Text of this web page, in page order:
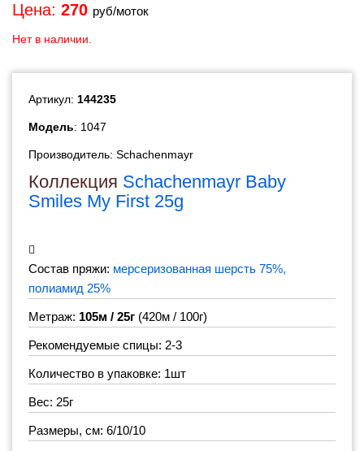
Цена: 270 руб/моток
Нет в наличии.
Артикул: 144235
Модель: 1047
Производитель: Schachenmayr
Коллекция Schachenmayr Baby
Smiles My First 25g
Состав пряжи: мерсеризованная шерсть 75%,
полиамид 25%
Метраж: 105м / 25г (420м / 100г)
Рекомендуемые спицы: 2-3
Количество в упаковке: 1шт
Вес: 25г
Размеры, см: 6/10/10